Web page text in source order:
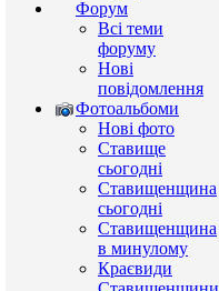
Форум
Всі теми
форуму
Нові
повідомлення
Фотоальбоми
Нові фото
Ставище
сьогодні
Ставищенщина
сьогодні
Ставищенщина
в минулому
Краєвиди